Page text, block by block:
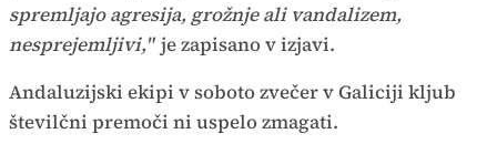
spremljajo agresija, grožnje ali vandalizem,
nesprejemljivi," je zapisano v izjavi.
Andaluzijski ekipi v soboto zvečer v Galiciji kljub
številčni premoči ni uspelo zmagati.